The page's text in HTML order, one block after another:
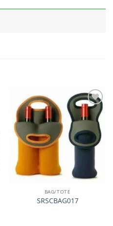
加入
心愿
单
BAG/TOTE
SRSCBAG017